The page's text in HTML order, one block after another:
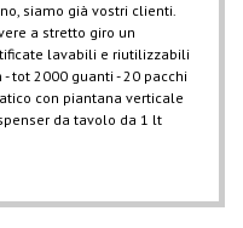
siamo già vostri clienti.
a stretto giro un
lavabili e riutilizzabili
tot 2000 guanti - 20 pacchi
con piantana verticale
da tavolo da 1 lt